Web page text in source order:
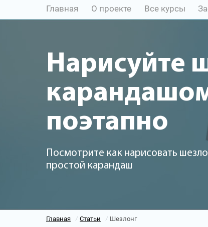
Главная О проекте Все курсы
Нарисуйте
поэтапно
Посмотрите как нарисовать
простой карандаш
Главная / Статьи / Шезлонг